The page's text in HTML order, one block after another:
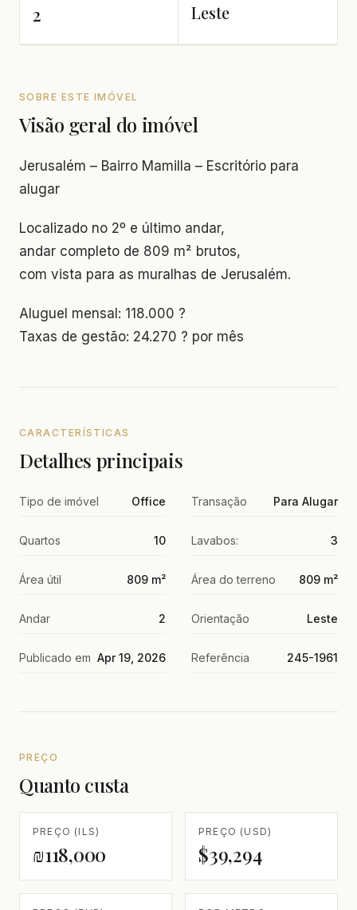
2 Leste
SOBRE ESTE IMÓVEL
Visão geral do imóvel
Jerusalém – Bairro Mamilla – Escritório para
alugar
Localizado no 2º e último andar,
andar completo de 809 m² brutos,
com vista para as muralhas de Jerusalém.
Aluguel mensal: 118.000 ?
Taxas de gestão: 24.270 ? por mês
CARACTERÍSTICAS
Detalhes principais
Tipo de imóvel Office Transação Para Alugar
Quartos 10 Lavabos: 3
Área útil 809 m² Área do terreno 809 m²
Andar 2 Orientação Leste
Publicado em Apr 19, 2026 Referência 245-1961
PREÇO
Quanto custa
PREÇO (ILS)
₪118,000
PREÇO (USD)
$39,294